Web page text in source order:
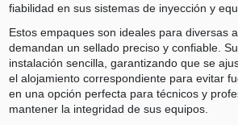
fiabilidad en sus sistemas de inyección y
Estos empaques son ideales para diversas
demandan un sellado preciso y confiable.
instalación sencilla, garantizando que se
el alojamiento correspondiente para evitar
en una opción perfecta para técnicos y
mantener la integridad de sus equipos.